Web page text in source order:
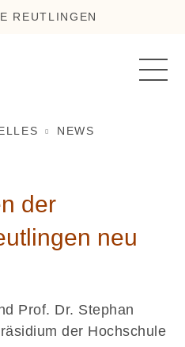
REUTLINGEN
NEWS
der
neu
Prof. Dr. Stephan
der Hochschule